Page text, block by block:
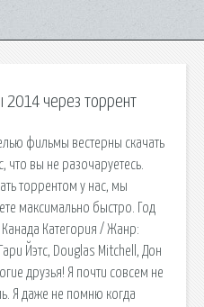
2014 через торрент
фильмы вестерны скачать
что вы не разочаруетесь.
торрентом у нас, мы
максимально быстро. Год
Категория / Жанр:
Йэтс, Douglas Mitchell, Дон
друзья! Я почти совсем не
Я даже не помню когда